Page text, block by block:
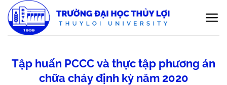
qua
nội
Tập huấn PCCC và thực tập phương án
chữa cháy định kỳ năm 2020